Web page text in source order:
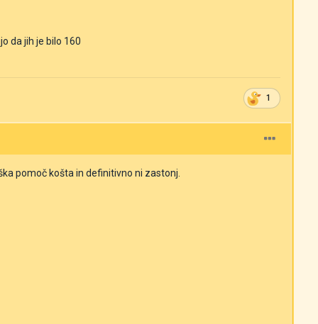
da jih je bilo 160
1
pomoč košta in definitivno ni zastonj.